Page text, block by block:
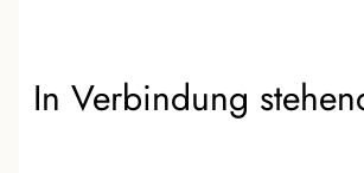
In Verbindung